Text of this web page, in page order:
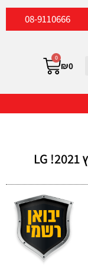
08-9110666
₪0
0
מסך OLED 65 אינץ LG !2021